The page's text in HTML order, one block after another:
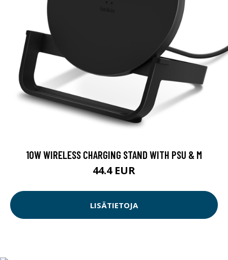
10W WIRELESS CHARGING STAND WITH PSU & M
44.4 EUR
LISÄTIETOJA